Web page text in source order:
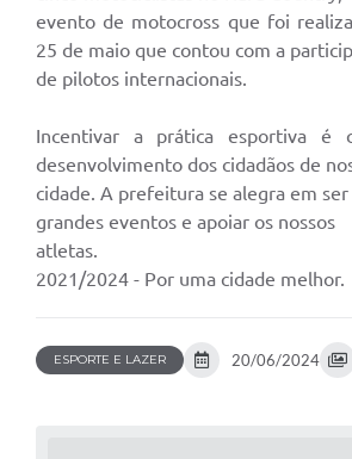
evento de motocross que foi
25 de maio que contou com a
de pilotos internacionais.
Incentivar a prática esportiva é
desenvolvimento dos cidadãos de
cidade. A prefeitura se alegra em
grandes eventos e apoiar os nossos
atletas.
2021/2024 - Por uma cidade melhor.
ESPORTE E LAZER 20/06/2024